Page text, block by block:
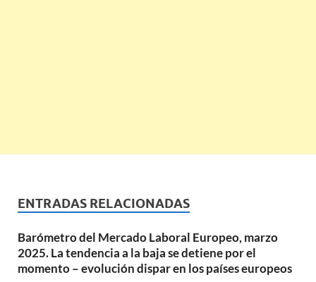
ENTRADAS RELACIONADAS
Barómetro del Mercado Laboral Europeo, marzo
2025. La tendencia a la baja se detiene por el
momento – evolución dispar en los países europeos